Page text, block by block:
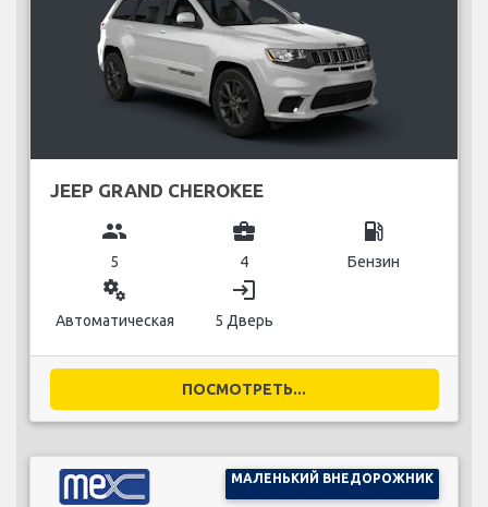
JEEP GRAND CHEROKEE
group
5
business_center
4
local_gas_station
Бензин
miscellaneous_services
Автоматическая
login
5 Дверь
ПОСМОТРЕТЬ...
МАЛЕНЬКИЙ ВНЕДОРОЖНИК